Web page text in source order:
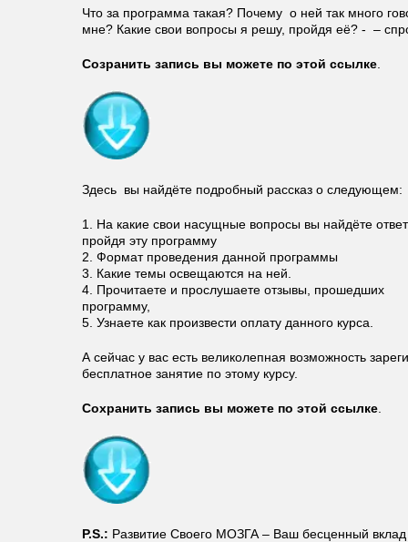
Что за программа такая? Почему о ней так много
мне? Какие свои вопросы я решу, пройдя её? - –
Созранить запись вы можете по этой ссылке
Здесь вы найдёте подробный рассказ о следующем:
1. На какие свои насущные вопросы вы найдёте
пройдя эту программу
2. Формат проведения данной программы
3. Какие темы освещаются на ней.
4. Прочитаете и прослушаете отзывы, прошедших
программу,
5. Узнаете как произвести оплату данного курса.
А сейчас у вас есть великолепная возможность
бесплатное занятие по этому курсу.
Сохранить запись вы можете по этой ссылке
P.S.: Развитие Своего МОЗГА – Ваш бесценный